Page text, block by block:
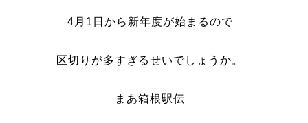
4月1日から新年度が始まるので
区切りが多すぎるせいでしょうか。
まあ箱根駅伝